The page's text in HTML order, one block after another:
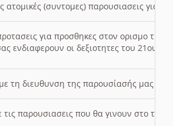
ατομικές (συντομες) παρουσιασεις για
για προσθηκες στον ορισμο
ενδιαφερουν οι δεξιοτητες του 21ου
τη διευθυνση της παρουσίασής μας
τις παρουσιασεις που θα γινουν στο